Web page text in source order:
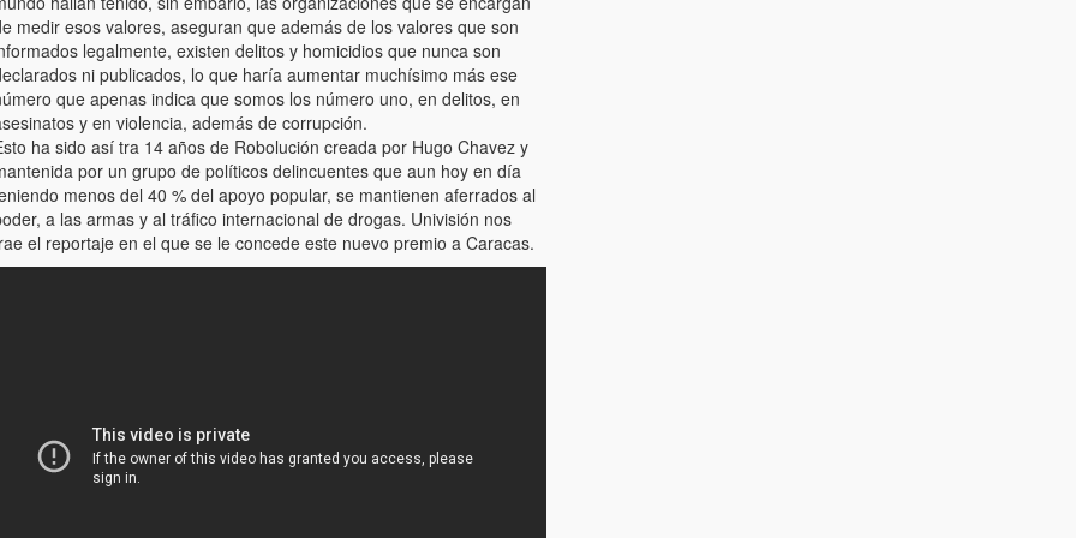
medir esos valores, aseguran que además de los valores que son
legalmente, existen delitos y homicidios que nunca son
ni publicados, lo que haría aumentar muchísimo más ese
que apenas indica que somos los número uno, en delitos, en
y en violencia, además de corrupción.
ha sido así tra 14 años de Robolución creada por Hugo Chavez y
por un grupo de políticos delincuentes que aun hoy en día
menos del 40 % del apoyo popular, se mantienen aferrados al
a las armas y al tráfico internacional de drogas. Univisión nos
el reportaje en el que se le concede este nuevo premio a Caracas.